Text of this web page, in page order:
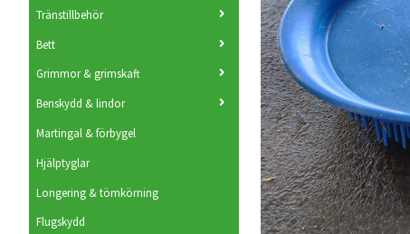
Tränstillbehör
Bett
Grimmor & grimskaft
Benskydd & lindor
Martingal & förbygel
Hjälptyglar
Longering & tömkörning
Flugskydd